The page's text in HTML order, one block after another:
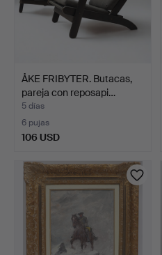
ÅKE FRIBYTER. Butacas,
pareja con reposapi…
5 días
6 pujas
106 USD